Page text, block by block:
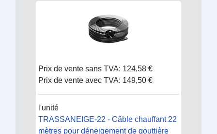
Prix de vente sans TVA: 124,58 €
Prix de vente avec TVA: 149,50 €
l'unité
TRASSANEIGE-22 - Câble chauffant 22
mètres pour déneigement de gouttière